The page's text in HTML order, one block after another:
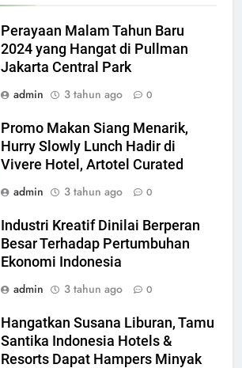
Perayaan Malam Tahun Baru
2024 yang Hangat di Pullman
Jakarta Central Park
admin
3 tahun ago 0
Promo Makan Siang Menarik,
Hurry Slowly Lunch Hadir di
Vivere Hotel, Artotel Curated
admin
3 tahun ago 0
Industri Kreatif Dinilai Berperan
Besar Terhadap Pertumbuhan
Ekonomi Indonesia
admin
3 tahun ago 0
Hangatkan Susana Liburan, Tamu
Santika Indonesia Hotels &
Resorts Dapat Hampers Minyak